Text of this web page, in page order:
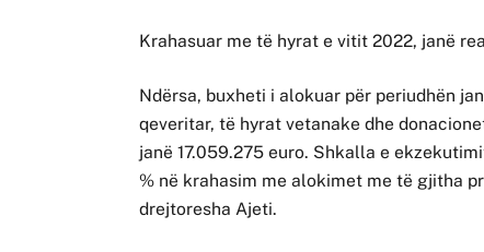
Krahasuar me të hyrat e vitit 2022, janë
Ndërsa, buxheti i alokuar për periudhën
qeveritar, të hyrat vetanake dhe
janë 17.059.275 euro. Shkalla e
% në krahasim me alokimet me të gjitha
drejtoresha Ajeti.